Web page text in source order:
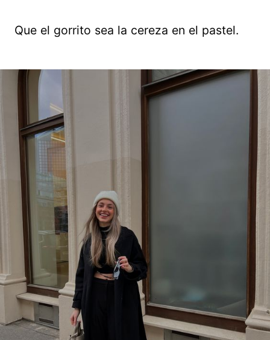
Que el gorrito sea la cereza en el pastel.